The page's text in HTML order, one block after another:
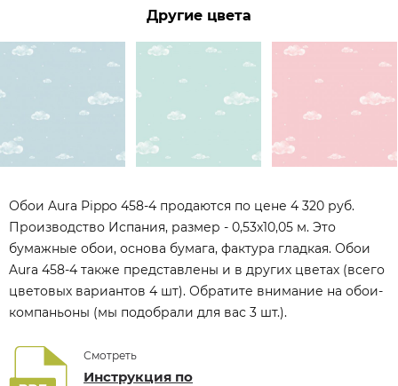
Другие цвета
Обои Aura Pippo 458-4 продаются по цене 4 320 руб.
Производство Испания, размер - 0,53x10,05 м. Это
бумажные обои, основа бумага, фактура гладкая. Обои
Aura 458-4 также представлены и в других цветах (всего
цветовых вариантов 4 шт). Обратите внимание на обои-
компаньоны (мы подобрали для вас 3 шт.).
Смотреть
Инструкция по